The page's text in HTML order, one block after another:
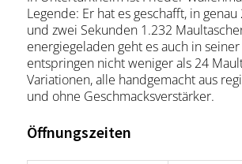
Legende: Er hat es geschafft, in
und zwei Sekunden 1.232
energiegeladen geht es auch in
entspringen nicht weniger als 24
Variationen, alle handgemacht aus
und ohne Geschmacksverstärker.
Öffnungszeiten